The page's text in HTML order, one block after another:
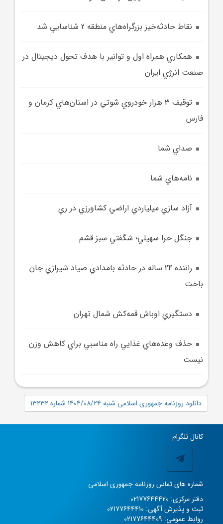
نقاط حادثه‌خيز بزرگراه‌هاي منطقه 2 شناسايي شد
همکاري همراه اول و توانير با هدف تحول ديجيتال در
صنعت انرژي ايران
توقيف 3 هزار خودروي شوتي در استان‌هاي کرمان و
فارس
صداي شما
نامه‌هاي شما
آزاد سازي ميلياردي اراضي کشاورزي در ري
جنگل حرا سهيلي؛ شگفتي سبز قشم
راننده 24 ساله در حادثه بامدادي صياد شيرازي جان
باخت
دستگيري اوباش قمه‌کش شمال تهران
حذف وعده‌هاي غذايي راه مناسبي براي کاهش وزن
نيست
دانلود روزنامه جمهوری اسلامی شنبه 1404/08/24 شماره 13232
کانال تلگرام
شماره های تماس روزنامه جمهوری اسلامی
دفتر مرکزی: 02177644420
ثبت و پذیرش آگهی: 02177644410
روابط عمومی: 02177644409